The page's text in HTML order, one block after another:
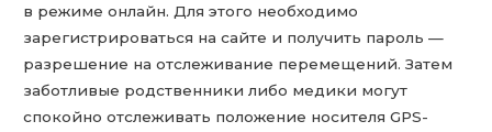
в режиме онлайн. Для этого необходимо
зарегистрироваться на сайте и получить пароль —
разрешение на отслеживание перемещений. Затем
заботливые родственники либо медики могут
спокойно отслеживать положение носителя GPS-